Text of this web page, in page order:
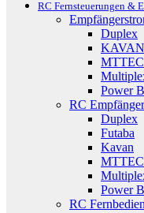
RC Fernsteuerungen &
Duplex
KAVAN
MTTEC
Power
RC Empfänger
Duplex
Futaba
Kavan
MTTEC
Power
RC